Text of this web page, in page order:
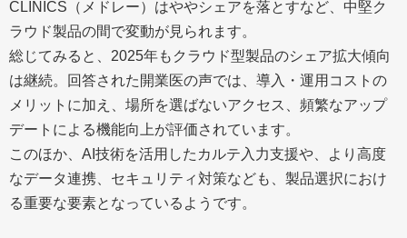
CLINICS（メドレー）はややシェアを落とすなど、中堅ク
ラウド製品の間で変動が見られます。
総じてみると、2025年もクラウド型製品のシェア拡大傾向
は継続。回答された開業医の声では、導入・運用コストの
メリットに加え、場所を選ばないアクセス、頻繁なアップ
デートによる機能向上が評価されています。
このほか、AI技術を活用したカルテ入力支援や、より高度
なデータ連携、セキュリティ対策なども、製品選択におけ
る重要な要素となっているようです。